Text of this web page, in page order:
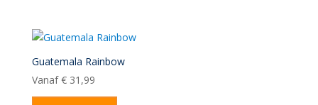
Guatemala Rainbow
Vanaf €31,99